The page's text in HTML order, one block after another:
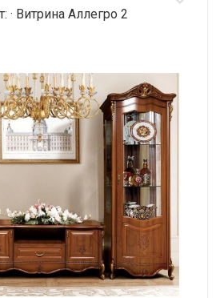
· Витрина Аллегро 2